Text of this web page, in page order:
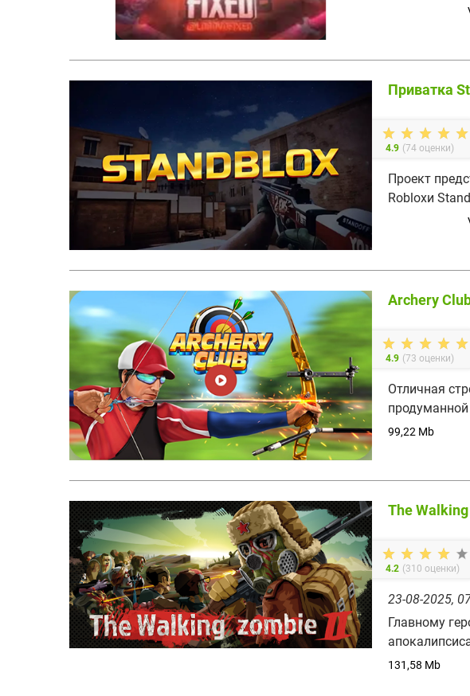
Приватка
4.9 (74 оценки)
Проект
Robloxи
Archery
4.9 (73 оценки)
Отличная
99,22 Mb
The
4.2 (310 оценки)
23-08-2025,
Главному
131,58 Mb